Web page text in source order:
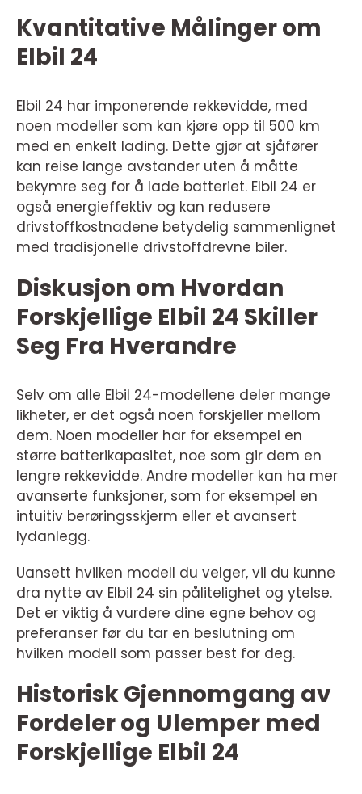
Kvantitative Målinger om
Elbil 24
Elbil 24 har imponerende rekkevidde, med
noen modeller som kan kjøre opp til 500 km
med en enkelt lading. Dette gjør at sjåfører
kan reise lange avstander uten å måtte
bekymre seg for å lade batteriet. Elbil 24 er
også energieffektiv og kan redusere
drivstoffkostnadene betydelig sammenlignet
med tradisjonelle drivstoffdrevne biler.
Diskusjon om Hvordan
Forskjellige Elbil 24 Skiller
Seg Fra Hverandre
Selv om alle Elbil 24-modellene deler mange
likheter, er det også noen forskjeller mellom
dem. Noen modeller har for eksempel en
større batterikapasitet, noe som gir dem en
lengre rekkevidde. Andre modeller kan ha mer
avanserte funksjoner, som for eksempel en
intuitiv berøringsskjerm eller et avansert
lydanlegg.
Uansett hvilken modell du velger, vil du kunne
dra nytte av Elbil 24 sin pålitelighet og ytelse.
Det er viktig å vurdere dine egne behov og
preferanser før du tar en beslutning om
hvilken modell som passer best for deg.
Historisk Gjennomgang av
Fordeler og Ulemper med
Forskjellige Elbil 24